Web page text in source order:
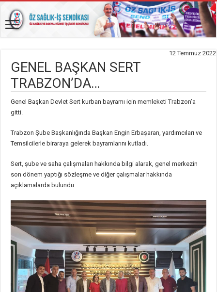
12 Temmuz 2022
GENEL BAŞKAN SERT
TRABZON’DA…
Genel Başkan Devlet Sert kurban bayramı için memleketi Trabzon’a
gitti.
Trabzon Şube Başkanlığında Başkan Engin Erbaşaran, yardımcıları ve
Temsilcilerle biraraya gelerek bayramlarını kutladı.
Sert, şube ve saha çalışmaları hakkında bilgi alarak, genel merkezin
son dönem yaptığı sözleşme ve diğer çalışmalar hakkında
açıklamalarda bulundu.